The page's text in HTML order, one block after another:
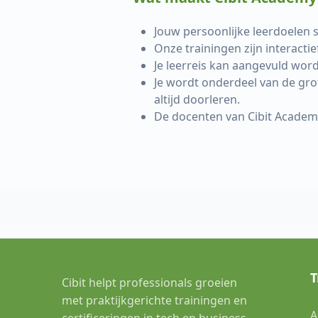
Jouw persoonlijke leerdoelen
Onze trainingen zijn
Je leerreis kan aangevuld
Je wordt onderdeel van de
altijd doorleren.
De docenten van Cibit
Cibit helpt professionals groeien
met praktijkgerichte trainingen en